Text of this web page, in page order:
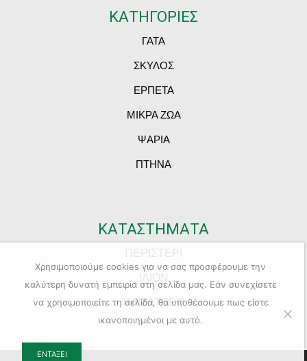
ΚΑΤΗΓΟΡΙΕΣ
ΓΑΤΑ
ΣΚΥΛΟΣ
ΕΡΠΕΤΑ
ΜΙΚΡΑ ΖΩΑ
ΨΑΡΙΑ
ΠΤΗΝΑ
ΚΑΤΑΣΤΗΜΑΤΑ
ΚΑΜΑΤΕΡΟ
Χρησιμοποιούμε cookies για να σας προσφέρουμε την
καλύτερη δυνατή εμπειρία στη σελίδα μας. Εάν συνεχίσετε
να χρησιμοποιείτε τη σελίδα, θα υποθέσουμε πως είστε
ικανοποιημένοι με αυτό.
ΕΝΤΆΞΕΙ